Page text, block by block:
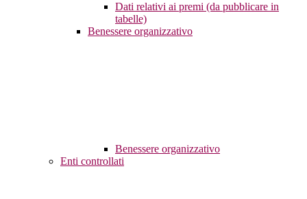
Dati relativi ai premi (da pubblicare in
tabelle)
Benessere organizzativo
Benessere organizzativo
Enti controllati